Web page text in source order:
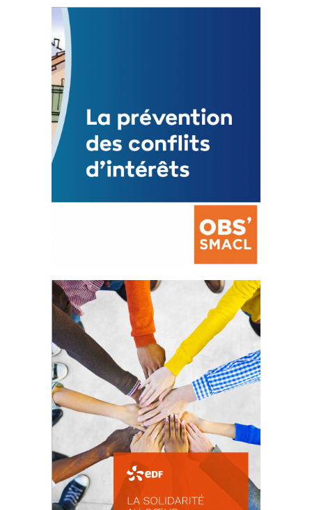
Statut de l’élu local
3 avril 2024
Mise à jour avril 2024
FEUILLETER
La prévention des conflits
d’intérêts
18 septembre 2023
FEUILLETER